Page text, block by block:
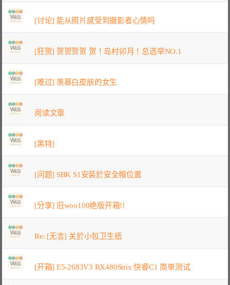
[讨论] 能从照片感受到摄影者心情吗
[狂贺] 贺贺贺贺 贺！岛村卯月！总选举NO.1
[难过] 羡慕白皮肤的女生
阅读文章
[黑特]
[问题] SBK S1安装於安全帽位置
[分享] 旧woo100绝版开箱!!
Re: [无言] 关於小包卫生纸
[开箱] E5-2683V3 RX480Strix 快睿C1 简单测试